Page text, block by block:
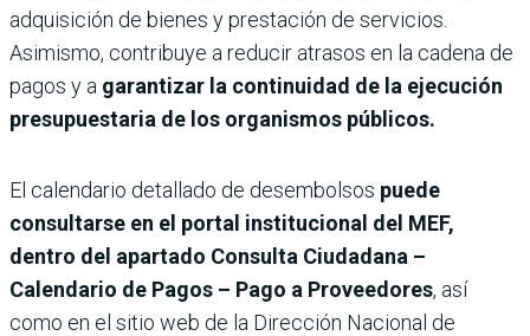
adquisición de bienes y prestación de servicios.
Asimismo, contribuye a reducir atrasos en la cadena de
pagos y a garantizar la continuidad de la ejecución
presupuestaria de los organismos públicos.
El calendario detallado de desembolsos puede
consultarse en el portal institucional del MEF,
dentro del apartado Consulta Ciudadana –
Calendario de Pagos – Pago a Proveedores, así
como en el sitio web de la Dirección Nacional de